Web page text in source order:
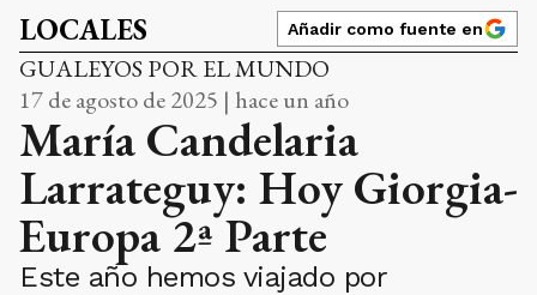
LOCALES Añadir como fuente en
GUALEYOS POR EL MUNDO
17 de agosto de 2025 | hace un año
María Candelaria
Larrateguy: Hoy Giorgia-
Europa 2ª Parte
Este año hemos viajado por